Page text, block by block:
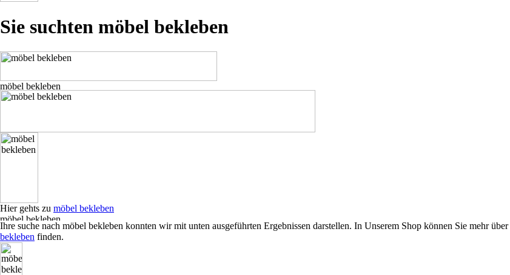
Sie suchten möbel bekleben
Hier gehts zu möbel bekleben
Ihre suche nach möbel bekleben konnten wir mit unten ausgeführten Ergebnissen darstellen. In Unserem Shop können Sie mehr über
bekleben finden.